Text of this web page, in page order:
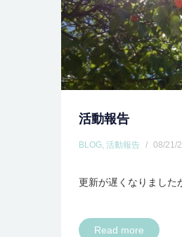
活動報告
BLOG, 活動報告 / 08/21/
更新が遅くなりました
Read more